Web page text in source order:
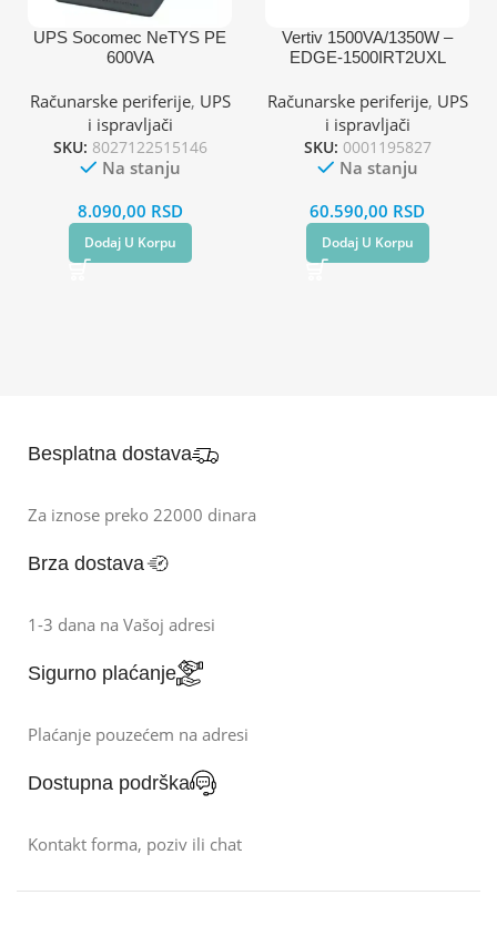
UPS Socomec NeTYS PE
600VA
Računarske periferije, UPS
i ispravljači
SKU: 8027122515146
Na stanju
8.090,00 RSD
Dodaj U Korpu
Vertiv 1500VA/1350W –
EDGE-1500IRT2UXL
Računarske periferije, UPS
i ispravljači
SKU: 0001195827
Na stanju
60.590,00 RSD
Dodaj U Korpu
Besplatna dostava
Za iznose preko 22000 dinara
Brza dostava
1-3 dana na Vašoj adresi
Sigurno plaćanje
Plaćanje pouzećem na adresi
Dostupna podrška
Kontakt forma, poziv ili chat